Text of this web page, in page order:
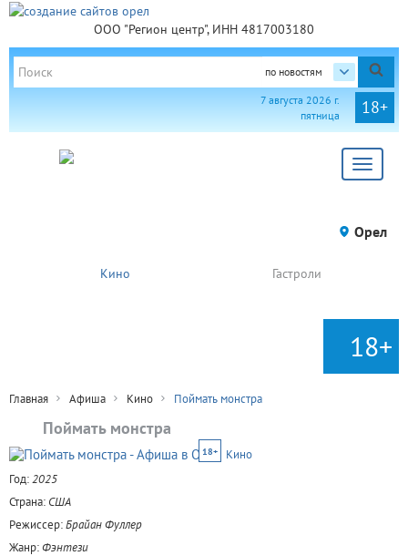
ООО "Регион центр", ИНН 4817003180
по новостям
18+
7 августа 2026 г.
пятница
Toggle
Орел
Кино Гастроли
18+
Главная Афиша Кино Поймать монстра
Поймать монстра
18+
Кино
Год:2025
Страна: США
Режиссер:Брайан Фуллер
Жанр:Фэнтези